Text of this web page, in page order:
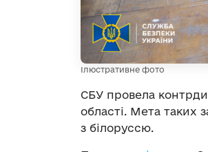
Ілюстративне фото
СБУ провела
області. Мета таких
з білоруссю.